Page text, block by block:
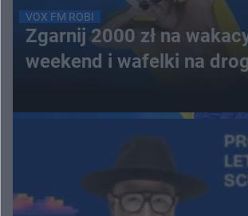
VOX FM ROBI
Zgarnij 2000 zł na
weekend i wafelki na